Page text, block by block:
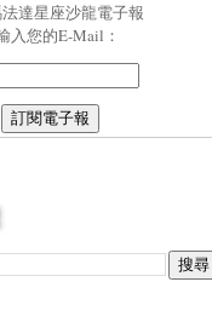
達星座沙龍電子報
入您的E-Mail：